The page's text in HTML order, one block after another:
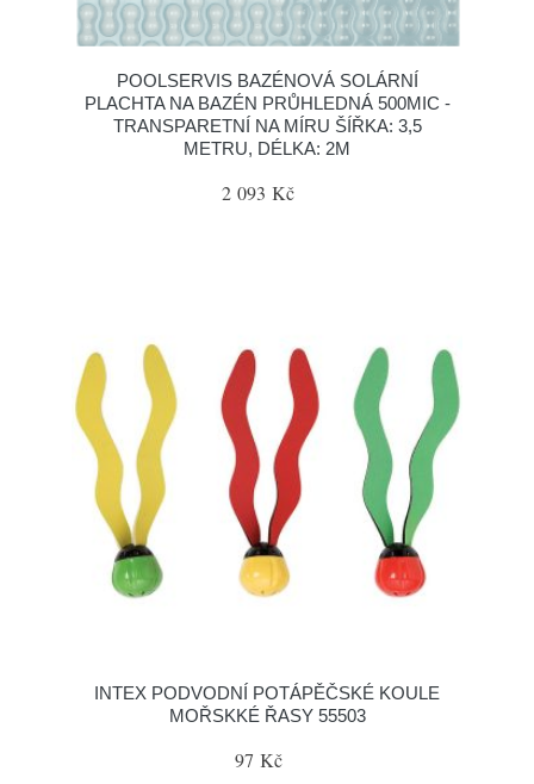
POOLSERVIS BAZÉNOVÁ SOLÁRNÍ
PLACHTA NA BAZÉN PRŮHLEDNÁ 500MIC -
TRANSPARETNÍ NA MÍRU ŠÍŘKA: 3,5
METRU, DÉLKA: 2M
2 093 Kč
INTEX PODVODNÍ POTÁPĚČSKÉ KOULE
MOŘSKKÉ ŘASY 55503
97 Kč